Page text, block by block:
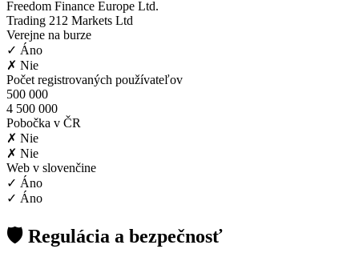
Freedom Finance Europe Ltd.
Trading 212 Markets Ltd
Verejne na burze
✓ Áno
✗ Nie
Počet registrovaných používateľov
500 000
4 500 000
Pobočka v ČR
✗ Nie
✗ Nie
Web v slovenčine
✓ Áno
✓ Áno
🛡️ Regulácia a bezpečnosť